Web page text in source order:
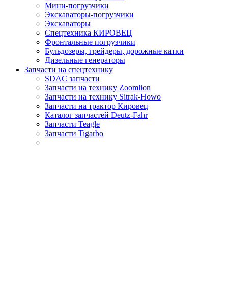
Мини-погрузчики
Экскаваторы-погрузчики
Экскаваторы
Спецтехника КИРОВЕЦ
Фронтальные погрузчики
Бульдозеры, грейдеры, дорожные катки
Дизельные генераторы
Запчасти на спецтехнику
SDAC запчасти
Запчасти на технику Zoomlion
Запчасти на технику Sitrak-Howo
Запчасти на трактор Кировец
Каталог запчастей Deutz-Fahr
Запчасти Teagle
Запчасти Tigarbo